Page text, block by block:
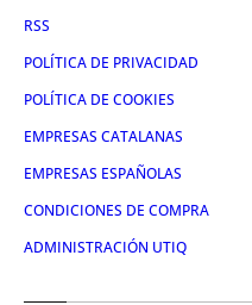
RSS
POLÍTICA DE PRIVACIDAD
POLÍTICA DE COOKIES
EMPRESAS CATALANAS
EMPRESAS ESPAÑOLAS
CONDICIONES DE COMPRA
ADMINISTRACIÓN UTIQ